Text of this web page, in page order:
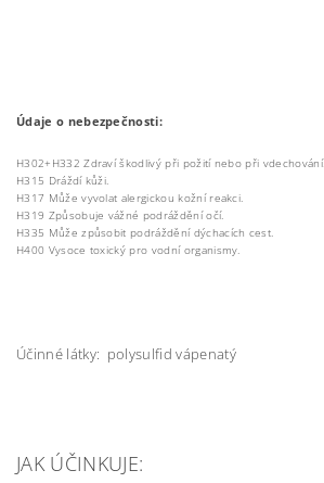
Údaje o nebezpečnosti:
H302+H332 Zdraví škodlivý při požití nebo při vdechování.
H315 Dráždí kůži.
H317 Může vyvolat alergickou kožní reakci.
H319 Způsobuje vážné podráždění očí.
H335 Může způsobit podráždění dýchacích cest.
H400 Vysoce toxický pro vodní organismy.
Účinné látky: polysulfid vápenatý
JAK ÚČINKUJE: